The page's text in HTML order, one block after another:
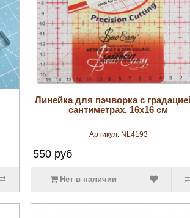
увеличить
Линейка для пэчворка с
сантиметрах, 16х16 см
Артикул: NL4193
550 руб
Нет в наличии